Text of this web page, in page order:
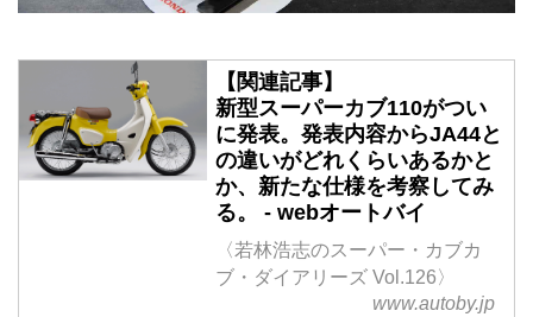
【関連記事】
新型スーパーカブ110がつい
に発表。発表内容からJA44と
の違いがどれくらいあるかと
か、新たな仕様を考察してみ
る。 - webオートバイ
〈若林浩志のスーパー・カブカ
ブ・ダイアリーズ Vol.126〉
www.autoby.jp